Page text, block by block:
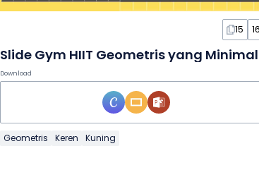
15
Slide Gym HIIT Geometris yang
Download
Geometris Keren Kuning